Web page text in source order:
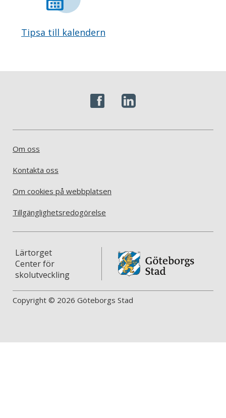
Tipsa till kalendern
Om oss
Kontakta oss
Om cookies på webbplatsen
Tillgänglighetsredogörelse
Lärtorget
Center för
skolutveckling
Copyright © 2026 Göteborgs Stad